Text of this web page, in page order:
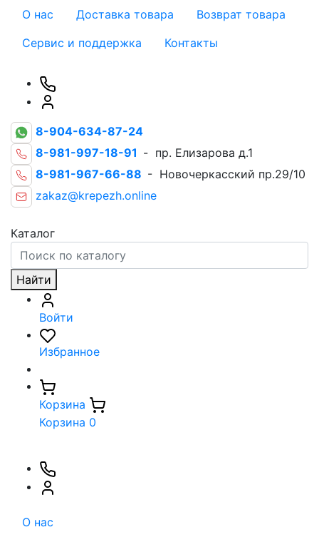
О нас Доставка товара
Возврат товара
Сервис и поддержка
Контакты
8-904-634-87-24
8-981-997-18-91 - пр. Елизарова д.1
8-981-967-66-88 - Новочеркасский пр.29/10
zakaz@krepezh.online
Каталог
Найти
Войти
Избранное
Корзина
Корзина 0
О нас